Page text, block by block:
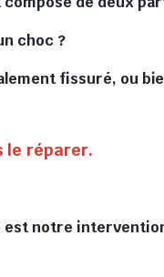
choc ?
fissuré, ou
le réparer.
est notre